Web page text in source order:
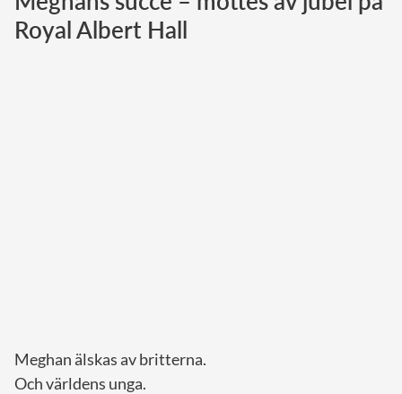
Norska kungahuset
Royal Albert Hall
Meghan älskas av britterna.
Och världens unga.